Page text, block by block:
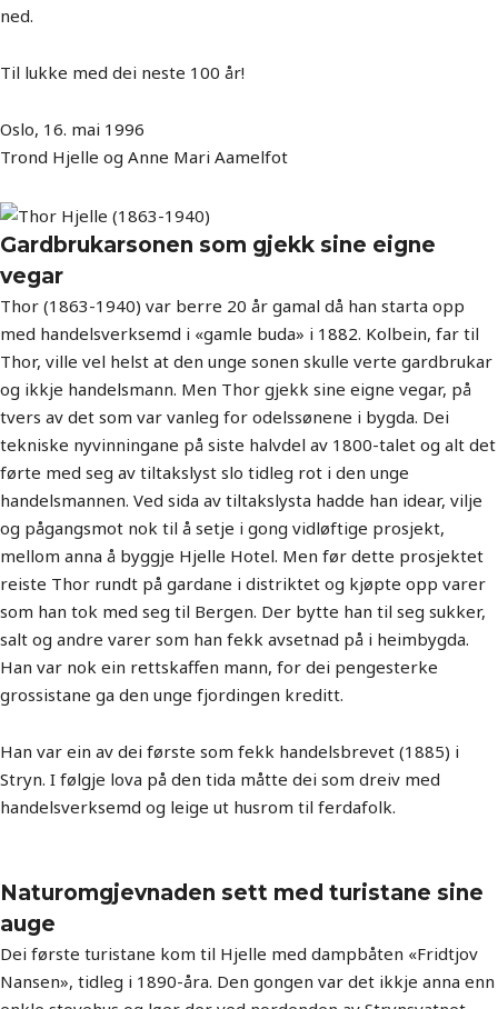
ned.
Til lukke med dei neste 100 år!
Oslo, 16. mai 1996
Trond Hjelle og Anne Mari Aamelfot
Gardbrukarsonen som gjekk sine eigne
vegar
Thor (1863-1940) var berre 20 år gamal då han starta opp
med handelsverksemd i «gamle buda» i 1882. Kolbein, far til
Thor, ville vel helst at den unge sonen skulle verte gardbrukar
og ikkje handelsmann. Men Thor gjekk sine eigne vegar, på
tvers av det som var vanleg for odelssønene i bygda. Dei
tekniske nyvinningane på siste halvdel av 1800-talet og alt det
førte med seg av tiltakslyst slo tidleg rot i den unge
handelsmannen. Ved sida av tiltakslysta hadde han idear, vilje
og pågangsmot nok til å setje i gong vidløftige prosjekt,
mellom anna å byggje Hjelle Hotel. Men før dette prosjektet
reiste Thor rundt på gardane i distriktet og kjøpte opp varer
som han tok med seg til Bergen. Der bytte han til seg sukker,
salt og andre varer som han fekk avsetnad på i heimbygda.
Han var nok ein rettskaffen mann, for dei pengesterke
grossistane ga den unge fjordingen kreditt.
Han var ein av dei første som fekk handelsbrevet (1885) i
Stryn. I følgje lova på den tida måtte dei som dreiv med
handelsverksemd og leige ut husrom til ferdafolk.
Naturomgjevnaden sett med turistane sine
auge
Dei første turistane kom til Hjelle med dampbåten «Fridtjov
Nansen», tidleg i 1890-åra. Den gongen var det ikkje anna enn